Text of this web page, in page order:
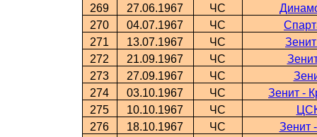
269
27.06.1967 ЧС
270
04.07.1967 ЧС
271
13.07.1967 ЧС
272
21.09.1967 ЧС
273
27.09.1967 ЧС
274
03.10.1967 ЧС
Зенит -
275
10.10.1967 ЧС
276
18.10.1967 ЧС
Зенит